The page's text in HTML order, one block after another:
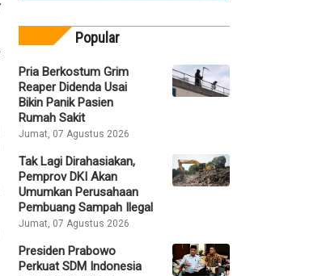
Popular
Pria Berkostum Grim
Reaper Didenda Usai
Bikin Panik Pasien
Rumah Sakit
Jumat, 07 Agustus 2026
Tak Lagi Dirahasiakan,
Pemprov DKI Akan
Umumkan Perusahaan
Pembuang Sampah Ilegal
Jumat, 07 Agustus 2026
Presiden Prabowo
Perkuat SDM Indonesia